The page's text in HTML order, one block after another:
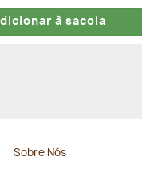
à sacola
Sobre Nós